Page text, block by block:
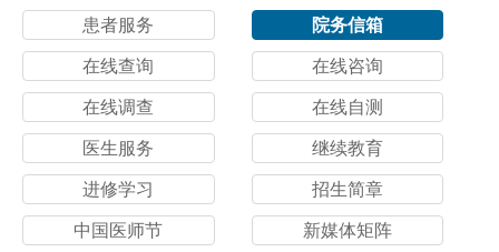
患者服务 院务信箱
在线查询 在线咨询
在线调查 在线自测
医生服务 继续教育
进修学习 招生简章
中国医师节 新媒体矩阵